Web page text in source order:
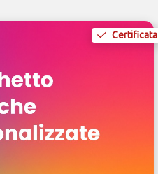
Certificata